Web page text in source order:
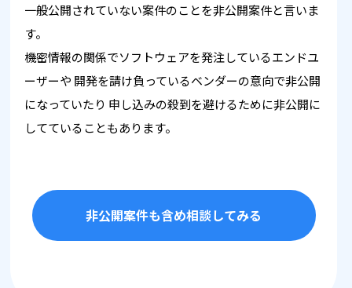
一般公開されていない案件のことを非公開案件と言いま
す。
機密情報の関係でソフトウェアを発注しているエンドユ
ーザーや 開発を請け負っているベンダーの意向で非公開
になっていたり 申し込みの殺到を避けるために非公開に
してていることもあります。
非公開案件も含め相談してみる